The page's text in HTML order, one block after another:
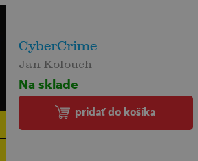
CyberCrime
Jan Kolouch
Na sklade
pridať do košíka